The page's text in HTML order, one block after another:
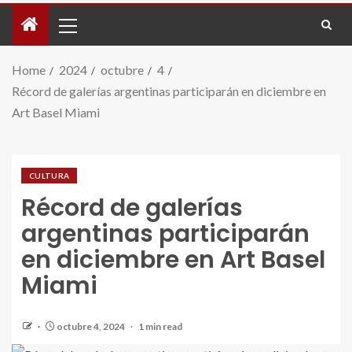
Home 2024 octubre
4
Récord de galerías argentinas participarán en diciembre en
Art Basel Miami
CULTURA
Récord de galerías
argentinas participarán
en diciembre en Art Basel
Miami
octubre 4, 2024 1 min read